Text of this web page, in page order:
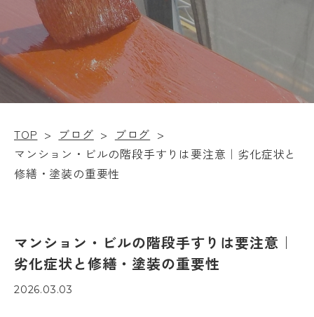
TOP > ブログ > ブログ >
マンション・ビルの階段手すりは要注意｜劣化症状と
修繕・塗装の重要性
マンション・ビルの階段手すりは要注意｜
劣化症状と修繕・塗装の重要性
2026.03.03